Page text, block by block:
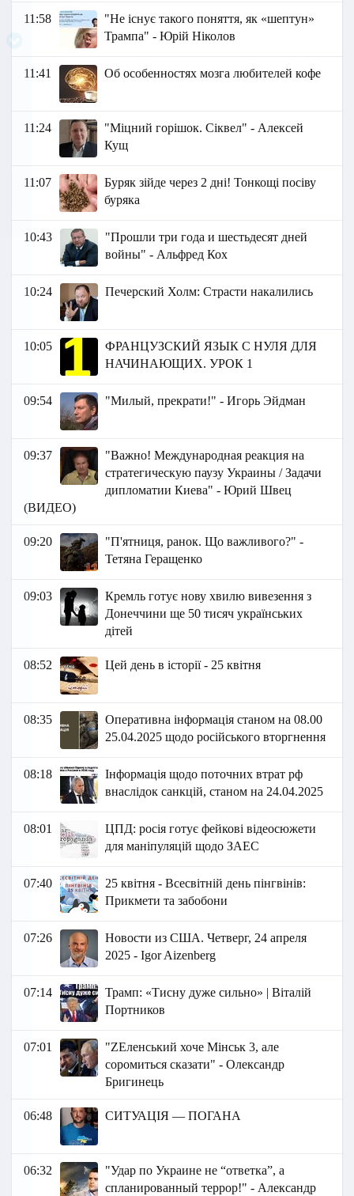
11:58
"Не існує такого поняття, як «шептун»
Трампа" - Юрій Ніколов
11:41 Об особенностях мозга любителей кофе
11:24
"Міцний горішок. Сіквел" - Алексей
Кущ
11:07
Буряк зійде через 2 дні! Тонкощі посіву
буряка
10:43
"Прошли три года и шестьдесят дней
войны" - Альфред Кох
10:24 Печерский Холм: Страсти накалились
10:05
ФРАНЦУЗСКИЙ ЯЗЫК C НУЛЯ ДЛЯ
НАЧИНАЮЩИХ. УРОК 1
09:54 "Милый, прекрати!" - Игорь Эйдман
09:37
"Важно! Международная реакция на
стратегическую паузу Украины / Задачи
дипломатии Киева" - Юрий Швец
(ВИДЕО)
09:20
"П'ятниця, ранок. Що важливого?" -
Тетяна Геращенко
09:03
Кремль готує нову хвилю вивезення з
Донеччини ще 50 тисяч українських
дітей
08:52 Цей день в історії - 25 квітня
08:35
Оперативна інформація станом на 08.00
25.04.2025 щодо російського вторгнення
08:18
Інформація щодо поточних втрат рф
внаслідок санкцій, станом на 24.04.2025
08:01
ЦПД: росія готує фейкові відеосюжети
для маніпуляцій щодо ЗАЕС
07:40
25 квітня - Всесвітній день пінгвінів:
Прикмети та забобони
07:26
Новости из США. Четверг, 24 апреля
2025 - Igor Aizenberg
07:14
Трамп: «Тисну дуже сильно» | Віталій
Портников
07:01
"ZЕленський хоче Мінськ 3, але
соромиться сказати" - Олександр
Бригинець
06:48 СИТУАЦІЯ — ПОГАНА
06:32
"Удар по Украине не “ответка”, а
спланированный террор!" - Александр